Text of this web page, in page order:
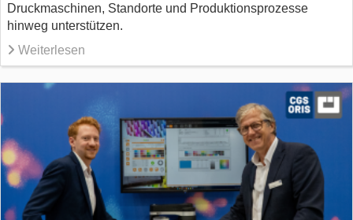
Druckmaschinen, Standorte und Produktionsprozesse
hinweg unterstützen.
Weiterlesen